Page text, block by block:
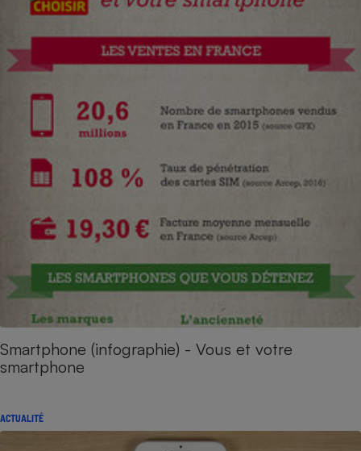
Smartphone (infographie) - Vous et votre
smartphone
ACTUALITÉ